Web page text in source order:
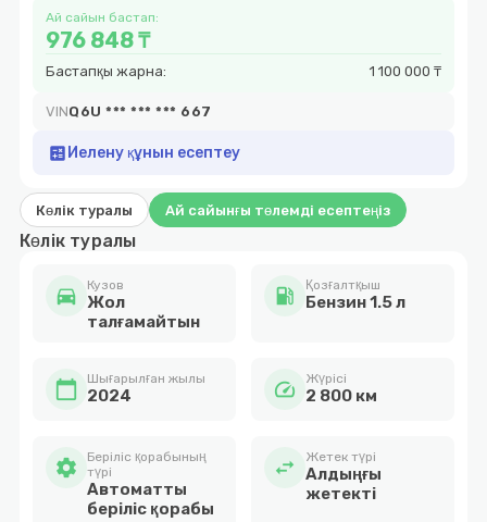
Ай сайын бастап:
976 848 ₸
Бастапқы жарна: 1 100 000 ₸
VINQ6U *** *** *** 667
calculate Иелену құнын есептеу
Көлік туралы Ай сайынғы төлемді есептеңіз
Көлік туралы
directions_car Кузов
Жол
талғамайтын
local_gas_station Қозғалтқыш
Бензин 1.5 л
calendar_today Шығарылған жылы
2024 speed Жүрісі
2 800 км
settings
Беріліс қорабының
түрі
Автоматты
беріліс қорабы
swap_horiz Жетек түрі
Алдыңғы
жетекті